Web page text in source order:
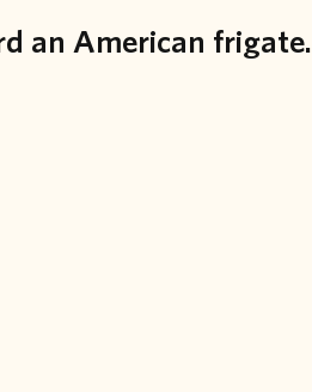
an American frigate.